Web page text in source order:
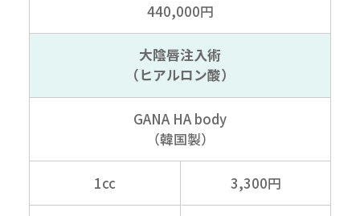
440,000円
大陰唇注入術
（ヒアルロン酸）
GANA HA body
（韓国製）
1cc 3,300円